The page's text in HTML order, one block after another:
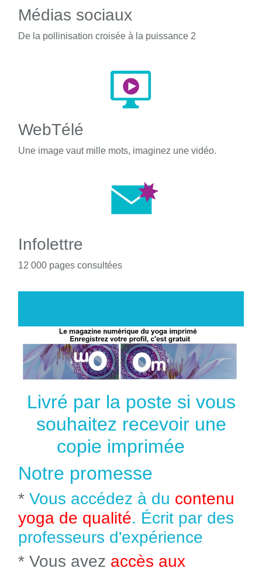
Médias sociaux
De la pollinisation croisée à la puissance 2
WebTélé
Une image vaut mille mots, imaginez une vidéo.
Infolettre
12 000 pages consultées
Livré par la poste si vous
souhaitez recevoir une
copie imprimée
Notre promesse
* Vous accédez à du contenu
yoga de qualité. Écrit par des
professeurs d'expérience
* Vous avez accès aux